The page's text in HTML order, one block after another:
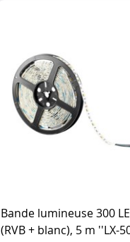
Bande lumineuse 300
(RVB + blanc), 5 m ''LX-